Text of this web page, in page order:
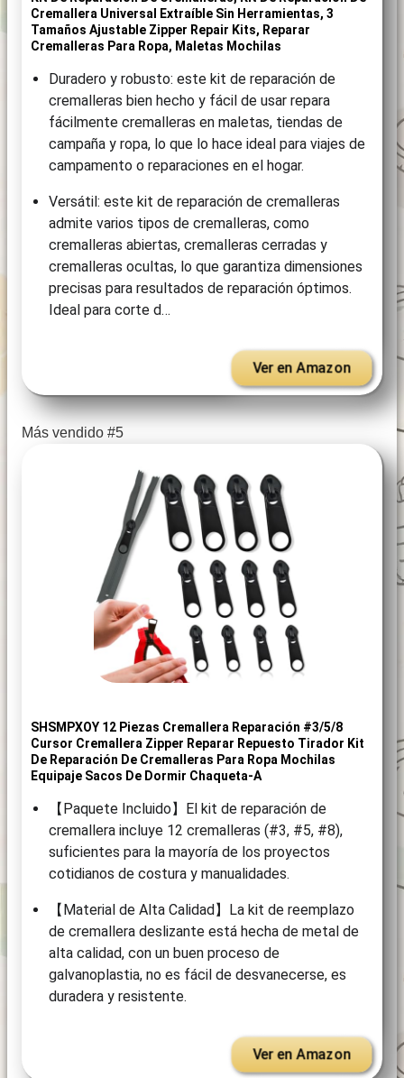
Cremallera Universal Extraíble Sin Herramientas, 3
Tamaños Ajustable Zipper Repair Kits, Reparar
Cremalleras Para Ropa, Maletas Mochilas
Duradero y robusto: este kit de reparación de
cremalleras bien hecho y fácil de usar repara
fácilmente cremalleras en maletas, tiendas de
campaña y ropa, lo que lo hace ideal para viajes de
campamento o reparaciones en el hogar.
Versátil: este kit de reparación de cremalleras
admite varios tipos de cremalleras, como
cremalleras abiertas, cremalleras cerradas y
cremalleras ocultas, lo que garantiza dimensiones
precisas para resultados de reparación óptimos.
Ideal para corte d…
Ver en Amazon
Más vendido #5
SHSMPXOY 12 Piezas Cremallera Reparación #3/5/8
Cursor Cremallera Zipper Reparar Repuesto Tirador Kit
De Reparación De Cremalleras Para Ropa Mochilas
Equipaje Sacos De Dormir Chaqueta-A
【Paquete Incluido】El kit de reparación de
cremallera incluye 12 cremalleras (#3, #5, #8),
suficientes para la mayoría de los proyectos
cotidianos de costura y manualidades.
【Material de Alta Calidad】La kit de reemplazo
de cremallera deslizante está hecha de metal de
alta calidad, con un buen proceso de
galvanoplastia, no es fácil de desvanecerse, es
duradera y resistente.
Ver en Amazon